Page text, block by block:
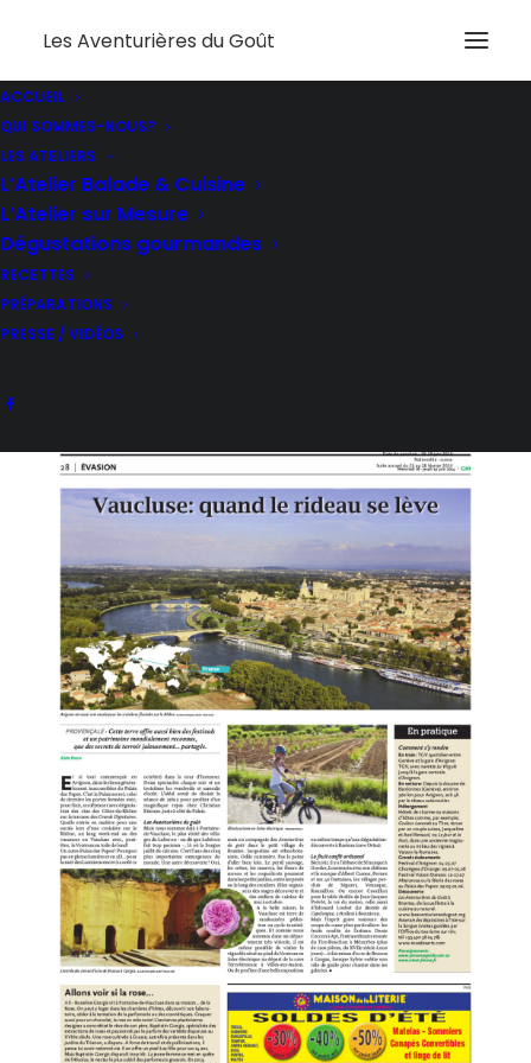
Les Aventurières du Goût
ACCUEIL
QUI SOMMES-NOUS?
LES ATELIERS
L’Atelier Balade & Cuisine
L’Atelier sur Mesure
Dégustations gourmandes
RECETTES
PRÉPARATIONS
PRESSE / VIDÉOS
SUISSE – GH – JUIN –